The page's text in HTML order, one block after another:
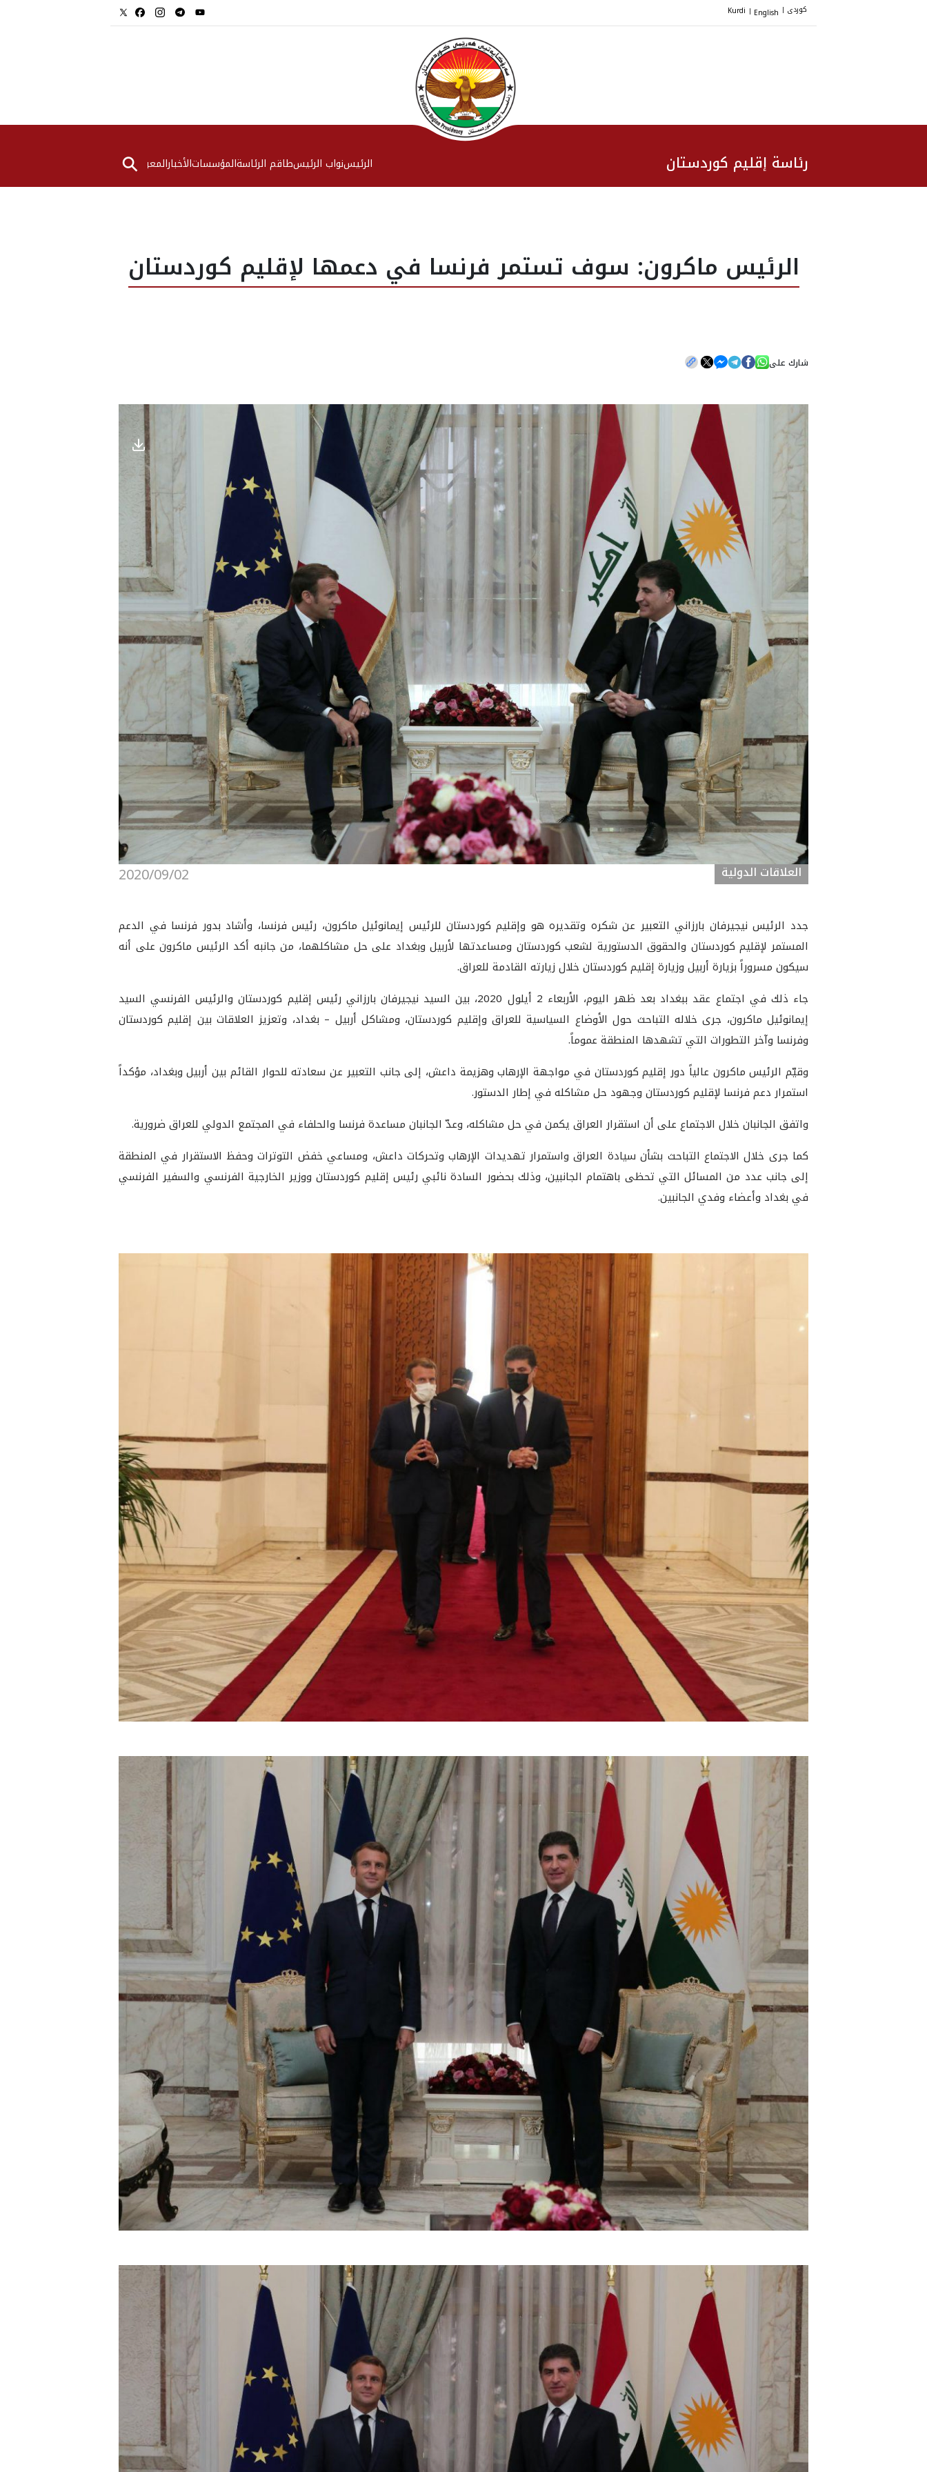
کوردی |
English
|
Kurdi
رئاسة إقليم كوردستان الرئیسنواب الرئيسطاقم الرئاسةالمؤسساتالأخبارالمعرض⚲
الرئيس ماكرون: سوف تستمر فرنسا في دعمها لإقليم كوردستان
شارك على
2020/09/02 العلاقات الدولية
جدد الرئيس نيجيرفان بارزاني التعبير عن شكره وتقديره هو وإقليم كوردستان للرئيس إيمانوئيل ماكرون، رئيس فرنسا، وأشاد بدور فرنسا في الدعم
المستمر لإقليم كوردستان والحقوق الدستورية لشعب كوردستان ومساعدتها لأربيل وبغداد على حل مشاكلهما، من جانبه أكد الرئيس ماكرون على أنه
سيكون مسروراً بزيارة أربيل وزيارة إقليم كوردستان خلال زيارته القادمة للعراق.
جاء ذلك في اجتماع عقد ببغداد بعد ظهر اليوم، الأربعاء 2 أيلول 2020، بين السيد نيجيرفان بارزاني رئيس إقليم كوردستان والرئيس الفرنسي السيد
إيمانوئيل ماكرون، جرى خلاله التباحث حول الأوضاع السياسية للعراق وإقليم كوردستان، ومشاكل أربيل – بغداد، وتعزيز العلاقات بين إقليم كوردستان
وفرنسا وآخر التطورات التي تشهدها المنطقة عموماً.
وقيّم الرئيس ماكرون عالياً دور إقليم كوردستان في مواجهة الإرهاب وهزيمة داعش، إلى جانب التعبير عن سعادته للحوار القائم بين أربيل وبغداد، مؤكداً
استمرار دعم فرنسا لإقليم كوردستان وجهود حل مشاكله في إطار الدستور.
واتفق الجانبان خلال الاجتماع على أن استقرار العراق يكمن في حل مشاكله، وعدّ الجانبان مساعدة فرنسا والحلفاء في المجتمع الدولي للعراق ضرورية.
كما جرى خلال الاجتماع التباحث بشأن سيادة العراق واستمرار تهديدات الإرهاب وتحركات داعش، ومساعي خفض التوترات وحفظ الاستقرار في المنطقة
إلى جانب عدد من المسائل التي تحظى باهتمام الجانبين، وذلك بحضور السادة نائبي رئيس إقليم كوردستان ووزير الخارجية الفرنسي والسفير الفرنسي
في بغداد وأعضاء وفدي الجانبين.